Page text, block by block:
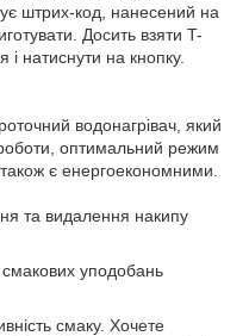
штрих-код, нанесений на
Досить взяти T-
і натиснути на кнопку.
водонагрівач, який
оптимальний режим
є енергоекономними.
та видалення накипу
смакових уподобань
смаку. Хочете